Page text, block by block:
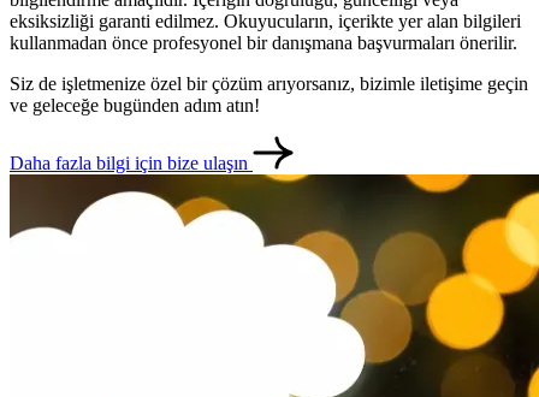
İletişim English
eksiksizliği garanti edilmez. Okuyucuların, içerikte yer alan bilgileri
kullanmadan önce profesyonel bir danışmana başvurmaları önerilir.
Siz de işletmenize özel bir çözüm arıyorsanız, bizimle iletişime geçin
ve geleceğe bugünden adım atın!
Daha fazla bilgi için bize ulaşın